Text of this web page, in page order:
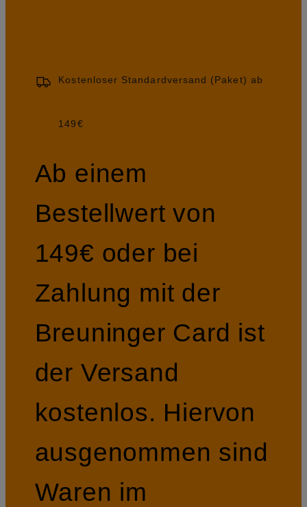
Kostenloser Standardversand (Paket) ab
149€
Ab einem
Bestellwert von
149€ oder bei
Zahlung mit der
Breuninger Card ist
der Versand
kostenlos. Hiervon
ausgenommen sind
Waren im